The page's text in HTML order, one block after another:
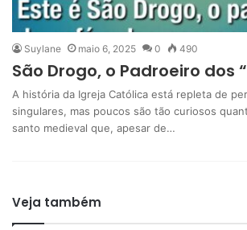
Suylane maio 6, 2025 0 490
São Drogo, o Padroeiro dos
A história da Igreja Católica está repleta de
singulares, mas poucos são tão curiosos
santo medieval que, apesar de…
Veja também